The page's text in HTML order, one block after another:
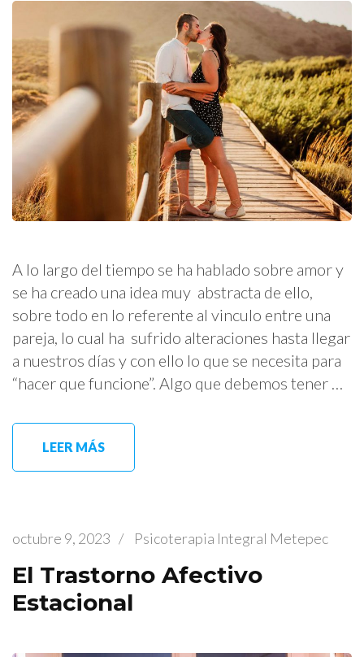
A lo largo del tiempo se ha hablado sobre amor y
se ha creado una idea muy abstracta de ello,
sobre todo en lo referente al vinculo entre una
pareja, lo cual ha sufrido alteraciones hasta llegar
a nuestros días y con ello lo que se necesita para
“hacer que funcione”. Algo que debemos tener …
LEER MÁS
octubre 9, 2023 / Psicoterapia Integral Metepec
El Trastorno Afectivo
Estacional